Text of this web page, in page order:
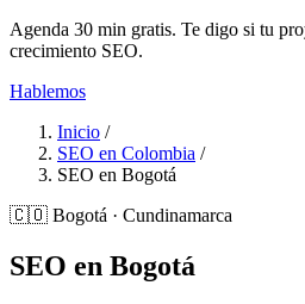
Agenda 30 min gratis. Te digo si tu
crecimiento SEO.
Hablemos
Inicio /
SEO en Colombia /
SEO en Bogotá
🇨🇴 Bogotá · Cundinamarca
SEO en Bogotá